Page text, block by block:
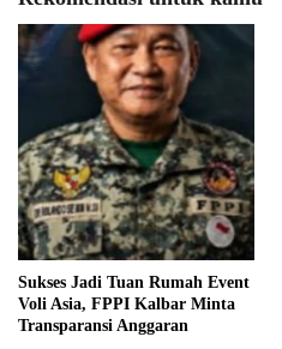
Sukses Jadi Tuan Rumah Event
Voli Asia, FPPI Kalbar Minta
Transparansi Anggaran